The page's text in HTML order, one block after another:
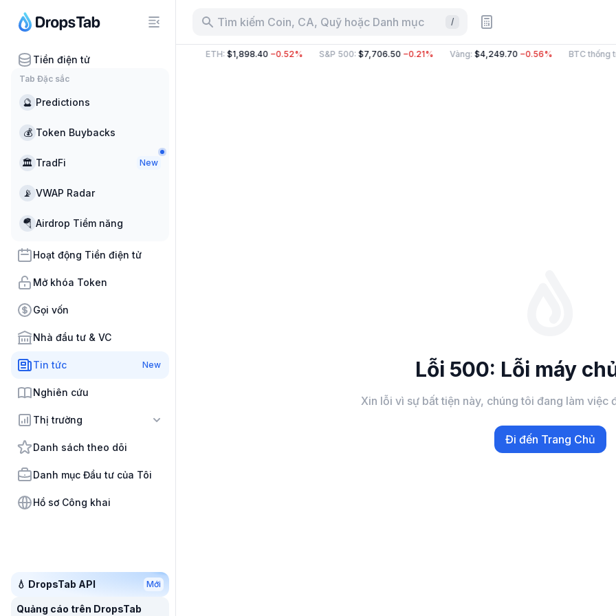
Tiền điện tử
Tab Đặc sắc
🔮 Predictions
💰 Token Buybacks
🏛 TradFi New
📡 VWAP Radar
🪂 Airdrop Tiềm năng
Hoạt động Tiền điện tử
Mở khóa Token
Gọi vốn
Nhà đầu tư & VC
Tin tức New
Nghiên cứu
Thị trường
Danh sách theo dõi
Danh mục Đầu tư của Tôi
Hồ sơ Công khai
💧 DropsTab API Mới
Quảng cáo trên DropsTab
Tìm kiếm Coin, CA, Quỹ hoặc Danh mục /
B −16.20% BTC ETH:$1,898.40 −0.52% S&P 500:$7,706.50 −0.21% Vàng:$4,249.70 −0.56% BTC thống trị
Lỗi 500: Lỗi máy
Xin lỗi vì sự bất tiện này, chúng tôi đang làm việc
Đi đến Trang Chủ